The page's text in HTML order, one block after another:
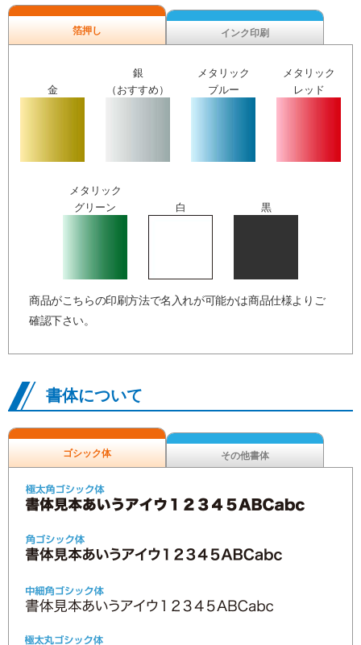
箔押し インク印刷
金
銀
（おすすめ）
メタリック
ブルー
メタリック
レッド
メタリック
グリーン
白 黒
商品がこちらの印刷方法で名入れが可能かは商品仕様よりご
確認下さい。
書体について
ゴシック体 その他書体